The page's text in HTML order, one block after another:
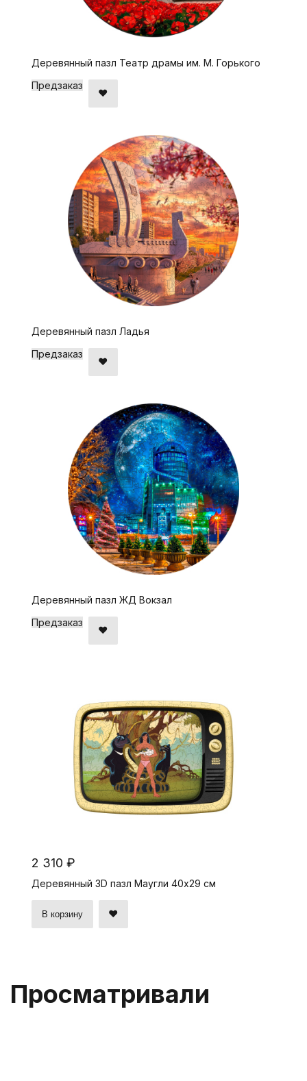
Деревянный пазл Театр драмы им. М. Горького
Предзаказ
Деревянный пазл Ладья
Предзаказ
Деревянный пазл ЖД Вокзал
Предзаказ
2 310 ₽
Деревянный 3D пазл Маугли 40x29 см
В корзину
Просматривали